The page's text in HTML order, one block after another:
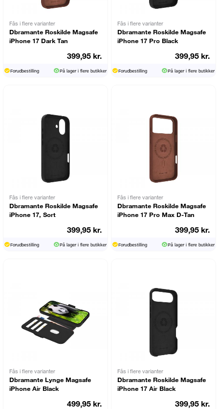
Fås i flere varianter
Dbramante Roskilde Magsafe
iPhone 17 Dark Tan
399,95 kr.
Forudbestilling På lager i flere butikker
Fås i flere varianter
Dbramante Roskilde Magsafe
iPhone 17 Pro Black
399,95 kr.
Forudbestilling På lager i flere butikker
Fås i flere varianter
Dbramante Roskilde Magsafe
iPhone 17, Sort
399,95 kr.
Forudbestilling På lager i flere butikker
Fås i flere varianter
Dbramante Roskilde Magsafe
iPhone 17 Pro Max D-Tan
399,95 kr.
Forudbestilling På lager i flere butikker
Fås i flere varianter
Dbramante Lynge Magsafe
iPhone Air Black
499,95 kr.
Fås i flere varianter
Dbramante Roskilde Magsafe
iPhone 17 Air Black
399,95 kr.